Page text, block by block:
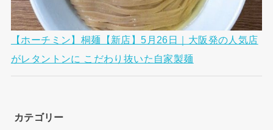
【ホーチミン】桐麺【新店】5月26日｜大阪発の人気店
がレタントンに こだわり抜いた自家製麺
カテゴリー